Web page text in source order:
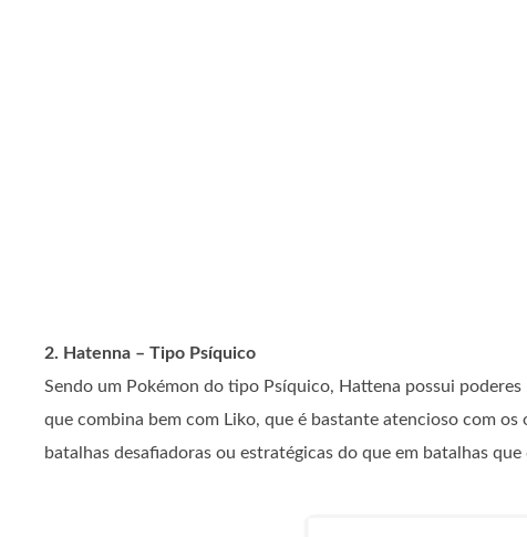
2. Hatenna – Tipo Psíquico
Sendo um Pokémon do tipo Psíquico, Hattena possui
que combina bem com Liko, que é bastante atencioso com
batalhas desafiadoras ou estratégicas do que em batalhas